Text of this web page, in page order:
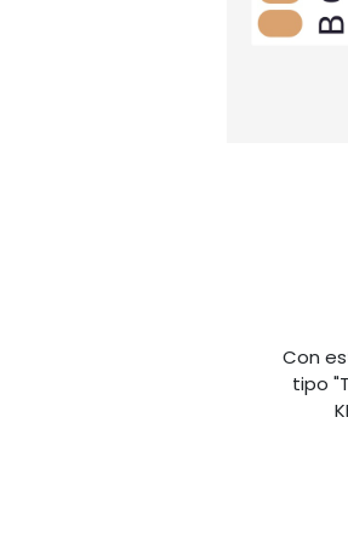
Con
tipo